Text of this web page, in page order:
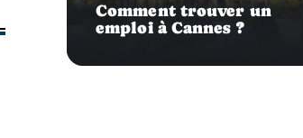
Comment trouver un
emploi à Cannes ?